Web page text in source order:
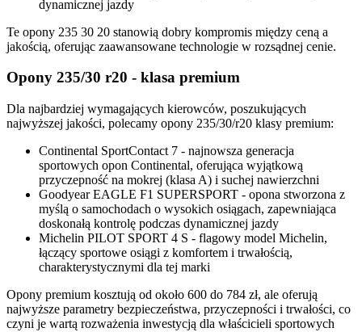
dynamicznej jazdy
Te opony 235 30 20 stanowią dobry kompromis między ceną a
jakością, oferując zaawansowane technologie w rozsądnej cenie.
Opony 235/30 r20 - klasa premium
Dla najbardziej wymagających kierowców, poszukujących
najwyższej jakości, polecamy opony 235/30/r20 klasy premium:
Continental SportContact 7 - najnowsza generacja
sportowych opon Continental, oferująca wyjątkową
przyczepność na mokrej (klasa A) i suchej nawierzchni
Goodyear EAGLE F1 SUPERSPORT - opona stworzona z
myślą o samochodach o wysokich osiągach, zapewniająca
doskonałą kontrolę podczas dynamicznej jazdy
Michelin PILOT SPORT 4 S - flagowy model Michelin,
łączący sportowe osiągi z komfortem i trwałością,
charakterystycznymi dla tej marki
Opony premium kosztują od około 600 do 784 zł, ale oferują
najwyższe parametry bezpieczeństwa, przyczepności i trwałości, co
czyni je wartą rozważenia inwestycją dla właścicieli sportowych